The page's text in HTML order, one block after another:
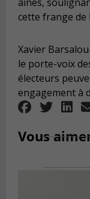
cette frange de
Xavier
le porte-voix
électeurs
engagement à
Vous